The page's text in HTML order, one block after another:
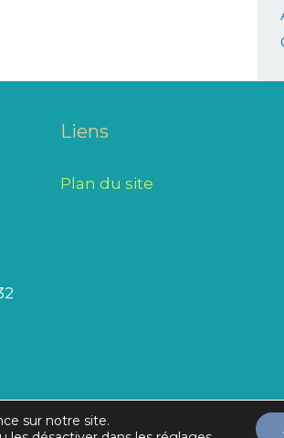
Liens
Plan du site
et mises à jour par le
sur notre site.